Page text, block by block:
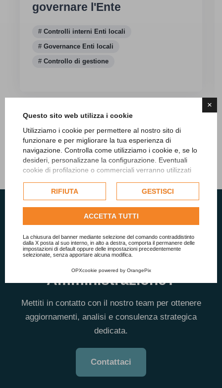
×
Questo sito web utilizza i cookie
Utilizziamo i cookie per permettere al nostro sito di
funzionare e per migliorare la tua esperienza di
navigazione. Controlla come utilizziamo i cookie e, se lo
desideri, personalizzane la configurazione. Eventuali
cookie di profilazione o commerciali verranno utilizzati
dell'utente e, se consentito, potrebbero essere utilizzati
per personalizzare gli annunci pubblicitari. Per ulteriori
informazioni su come Google utilizza i dati raccolti,
politica sulla privacy di Google
Consulta l'informativa cookie completa.
RIFIUTA GESTISCI
ACCETTA TUTTI
La chiusura del banner mediante selezione del comando contraddistinto
dalla X posta al suo interno, in alto a destra, comporta il permanere delle
impostazioni di default oppure delle impostazioni precedentemente
selezionate, senza apportare alcuna modifica.
OPXcookie powered by OrangePix
governare l'Ente
Controlli interni Enti locali
Governance Enti locali
Controllo di gestione
Tutti gli articoli
Vuoi restare aggiornato sulle
ultime novità per la Pubblica
Amministrazione?
Mettiti in contatto con il nostro team per ottenere
aggiornamenti, analisi e consulenza strategica
dedicata.
Contattaci